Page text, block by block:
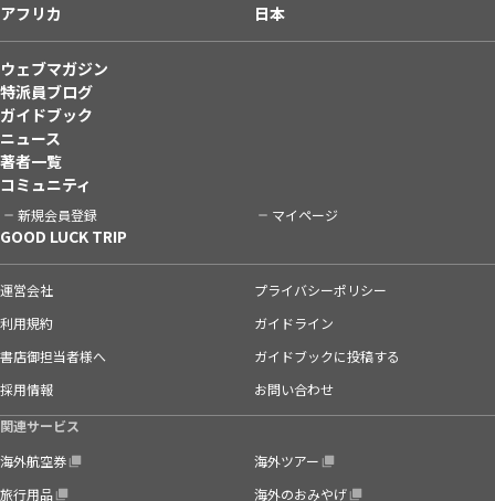
アフリカ
日本
ウェブマガジン
特派員ブログ
ガイドブック
ニュース
著者一覧
コミュニティ
新規会員登録 マイページ
GOOD LUCK TRIP
運営会社
プライバシーポリシー
利用規約
ガイドライン
書店御担当者様へ
ガイドブックに投稿する
採用情報
お問い合わせ
関連サービス
海外航空券
海外ツアー
旅行用品
海外のおみやげ